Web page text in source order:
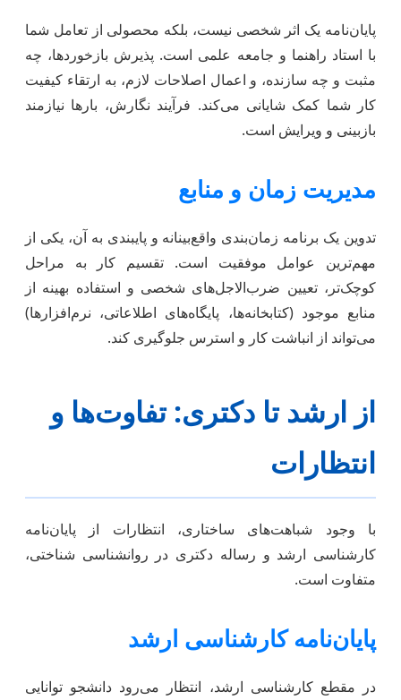
پایان‌نامه یک اثر شخصی نیست، بلکه محصولی از تعامل شما
با استاد راهنما و جامعه علمی است. پذیرش بازخوردها، چه
مثبت و چه سازنده، و اعمال اصلاحات لازم، به ارتقاء کیفیت
کار شما کمک شایانی می‌کند. فرآیند نگارش، بارها نیازمند
بازبینی و ویرایش است.
مدیریت زمان و منابع
تدوین یک برنامه زمان‌بندی واقع‌بینانه و پایبندی به آن، یکی از
مهم‌ترین عوامل موفقیت است. تقسیم کار به مراحل
کوچک‌تر، تعیین ضرب‌الاجل‌های شخصی و استفاده بهینه از
منابع موجود (کتابخانه‌ها، پایگاه‌های اطلاعاتی، نرم‌افزارها)
می‌تواند از انباشت کار و استرس جلوگیری کند.
از ارشد تا دکتری: تفاوت‌ها و
انتظارات
با وجود شباهت‌های ساختاری، انتظارات از پایان‌نامه
کارشناسی ارشد و رساله دکتری در روانشناسی شناختی،
متفاوت است.
پایان‌نامه کارشناسی ارشد
در مقطع کارشناسی ارشد، انتظار می‌رود دانشجو توانایی